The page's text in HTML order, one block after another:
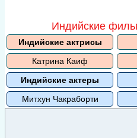
Индийские
Индийские актрисы
Катрина Каиф
Индийские актеры
Митхун Чакраборти